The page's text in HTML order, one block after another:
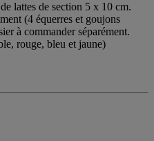
lattes de section 5 x 10 cm.
(4 équerres et goujons
à commander séparément.
rouge, bleu et jaune)